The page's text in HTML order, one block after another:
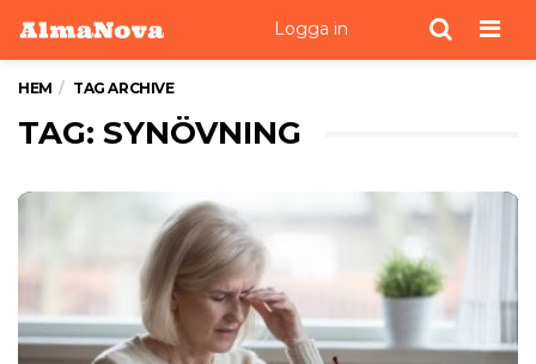
Logga in
HEM TAG ARCHIVE
TAG: SYNÖVNING